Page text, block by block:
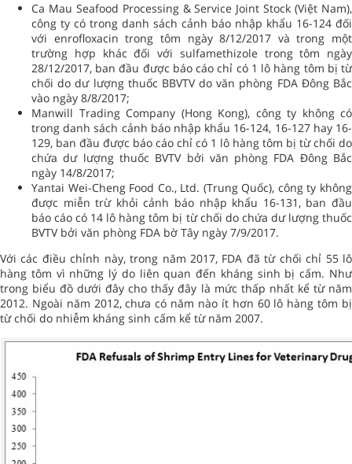
Ca Mau Seafood Processing & Service Joint Stock (Việt Nam),
công ty có trong danh sách cảnh báo nhập khẩu 16-124 đối
với enrofloxacin trong tôm ngày 8/12/2017 và trong một
trường hợp khác đối với sulfamethizole trong tôm ngày
28/12/2017, ban đầu được báo cáo chỉ có 1 lô hàng tôm bị từ
chối do dư lượng thuốc BBVTV do văn phòng FDA Đông Bắc
vào ngày 8/8/2017;
Manwill Trading Company (Hong Kong), công ty không có
trong danh sách cảnh báo nhập khẩu 16-124, 16-127 hay 16-
129, ban đầu được báo cáo chỉ có 1 lô hàng tôm bị từ chối do
chứa dư lượng thuốc BVTV bởi văn phòng FDA Đông Bắc
ngày 14/8/2017;
Yantai Wei-Cheng Food Co., Ltd. (Trung Quốc), công ty không
được miễn trừ khỏi cảnh báo nhập khẩu 16-131, ban đầu
báo cáo có 14 lô hàng tôm bị từ chối do chứa dư lượng thuốc
BVTV bởi văn phòng FDA bờ Tây ngày 7/9/2017.
Với các điều chỉnh này, trong năm 2017, FDA đã từ chối chỉ 55 lô
hàng tôm vì những lý do liên quan đến kháng sinh bị cấm. Như
trong biểu đồ dưới đây cho thấy đây là mức thấp nhất kể từ năm
2012. Ngoài năm 2012, chưa có năm nào ít hơn 60 lô hàng tôm bị
từ chối do nhiễm kháng sinh cấm kể từ năm 2007.